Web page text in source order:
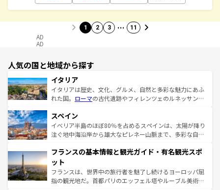
1 2 3 … 11
AD
AD
人気の国と地域から探す
イタリア
イタリアは歴史、文化、グルメ、自然と多彩な魅力にあふ
れた国。 ローマの古代遺跡やフィレンツェのルネッサンス
ろん、トスカーナの美しい田園風景やアマルフィ海岸の絶
景など、自然景観も見逃せない。観光の合間には、本場の
ピザやパスタなど、絶品のイタリア料理を堪能することも
ませてくれるイタリアで、忘れられない旅をしてみよう！
なお、新着のイタリア情報は
しい。
スペイン
イベリア半島のほぼ80％を占めるスペインは、太陽が降り
注ぐ地中海沿岸から雄大なピレネー山脈まで、多彩な自然
文化が根付くこの国では、情熱的なフラメンコ、熱気あふ
れる闘牛、そして美味しいタパスが生活の一部となってい
る。首都マドリードの洗練された雰囲気や、バルセロナの
アートに溢れた街角から、地方では古代ローマ遺跡や中世
フランスの基本情報と観光ガイド・有名観光スポ
ット
フランスは、世界中の旅行者を魅了し続けるヨーロッパ屈
指の観光地だ。首都パリのエッフェル塔やルーブル美術館